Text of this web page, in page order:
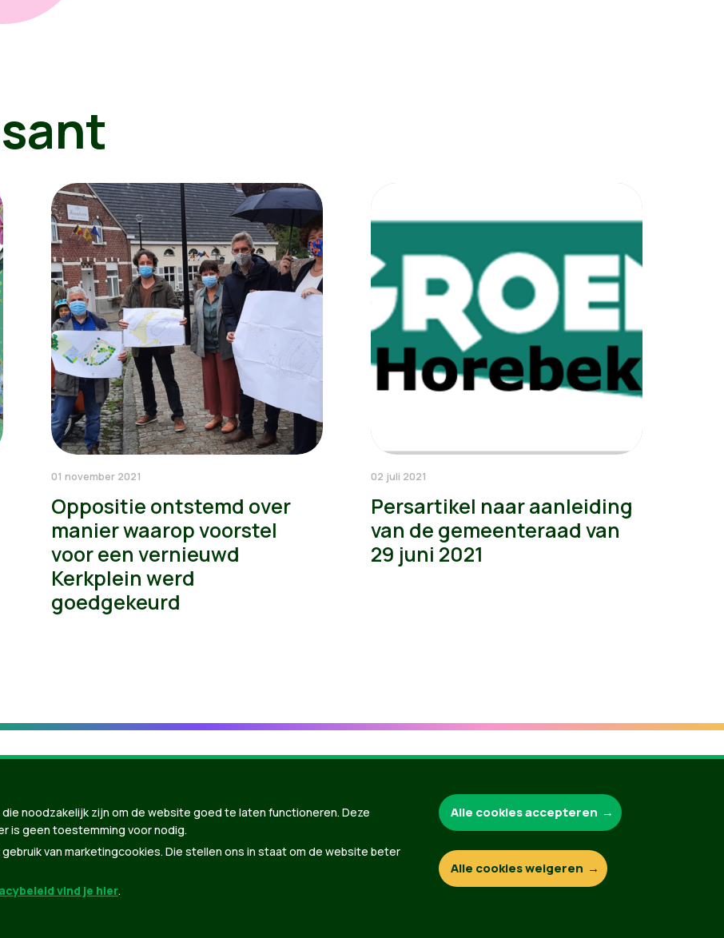
01 november 2021
Oppositie ontstemd over
manier waarop voorstel
voor een vernieuwd
Kerkplein werd
goedgekeurd
02 juli 2021
Persartikel naar aanleiding
van de gemeenteraad van
29 juni 2021
Groen.be
| Gebouwd door
noodzakelijk zijn om de website goed te laten functioneren. Deze
is geen toestemming voor nodig.
van marketingcookies. Die stellen ons in staat om de website beter
vind je hier.
Alle cookies accepteren
Alle cookies weigeren